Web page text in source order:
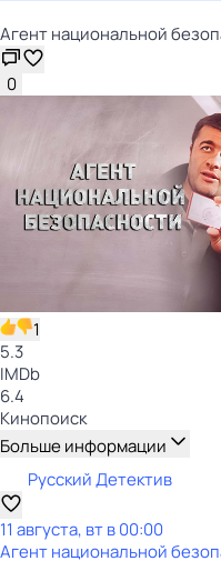
Агент национальной
0
1
5.3
IMDb
6.4
Кинопоиск
Больше информации
Русский Детектив
11 августа, вт в 00:00
Агент национальной